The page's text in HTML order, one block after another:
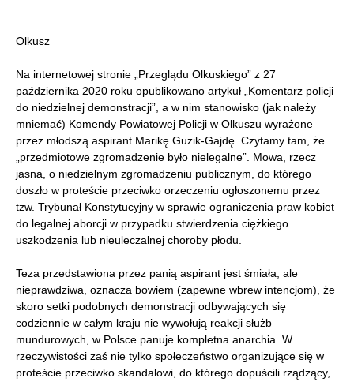
Olkusz
Na internetowej stronie „Przeglądu Olkuskiego” z 27
października 2020 roku opublikowano artykuł „Komentarz policji
do niedzielnej demonstracji”, a w nim stanowisko (jak należy
mniemać) Komendy Powiatowej Policji w Olkuszu wyrażone
przez młodszą aspirant Marikę Guzik-Gajdę. Czytamy tam, że
„przedmiotowe zgromadzenie było nielegalne”. Mowa, rzecz
jasna, o niedzielnym zgromadzeniu publicznym, do którego
doszło w proteście przeciwko orzeczeniu ogłoszonemu przez
tzw. Trybunał Konstytucyjny w sprawie ograniczenia praw kobiet
do legalnej aborcji w przypadku stwierdzenia ciężkiego
uszkodzenia lub nieuleczalnej choroby płodu.
Teza przedstawiona przez panią aspirant jest śmiała, ale
nieprawdziwa, oznacza bowiem (zapewne wbrew intencjom), że
skoro setki podobnych demonstracji odbywających się
codziennie w całym kraju nie wywołują reakcji służb
mundurowych, w Polsce panuje kompletna anarchia. W
rzeczywistości zaś nie tylko społeczeństwo organizujące się w
proteście przeciwko skandalowi, do którego dopuścili rządzący,